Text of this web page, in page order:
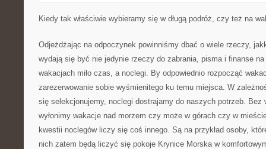
Kiedy tak właściwie wybieramy się w długą podróż, czy też na
Odjeżdżając na odpoczynek powinniśmy dbać o wiele rzeczy,
wydają się być nie jedynie rzeczy do zabrania, pisma i finanse
wakacjach miło czas, a noclegi. By odpowiednio rozpocząć
zarezerwowanie sobie wyśmienitego ku temu miejsca. W
się selekcjonujemy, noclegi dostrajamy do naszych potrzeb. Bez
wyłonimy wakacje nad morzem czy może w górach czy w
kwestii noclegów liczy się coś innego. Są na przykład osoby,
nich zatem będą liczyć się pokoje Krynice Morska w